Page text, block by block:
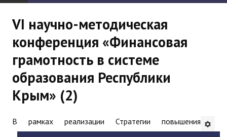
"Боевая" русистика
Будни института
АНОНСЫ
Противодействие коррупции
VI научно-методическая
конференция «Финансовая
грамотность в системе
образования Республики
Крым» (2)
В рамках реализации Стратегии повышения